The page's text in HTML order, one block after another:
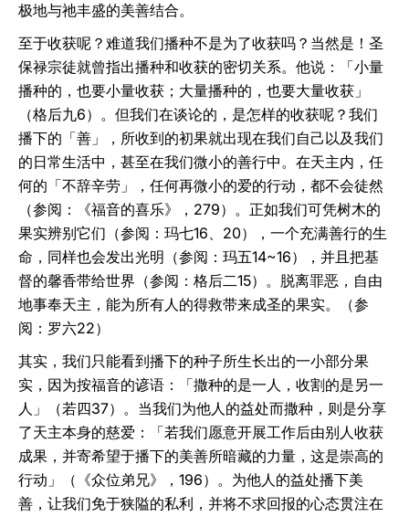
极地与祂丰盛的美善结合。
至于收获呢？难道我们播种不是为了收获吗？当然是！圣
保禄宗徒就曾指出播种和收获的密切关系。他说：「小量
播种的，也要小量收获；大量播种的，也要大量收获」
（格后九6）。但我们在谈论的，是怎样的收获呢？我们
播下的「善」，所收到的初果就出现在我们自己以及我们
的日常生活中，甚至在我们微小的善行中。在天主内，任
何的「不辞辛劳」，任何再微小的爱的行动，都不会徒然
（参阅：《福音的喜乐》，279）。正如我们可凭树木的
果实辨别它们（参阅：玛七16、20），一个充满善行的生
命，同样也会发出光明（参阅：玛五14~16），并且把基
督的馨香带给世界（参阅：格后二15）。脱离罪恶，自由
地事奉天主，能为所有人的得救带来成圣的果实。（参
阅：罗六22）
其实，我们只能看到播下的种子所生长出的一小部分果
实，因为按福音的谚语：「撒种的是一人，收割的是另一
人」（若四37）。当我们为他人的益处而撒种，则是分享
了天主本身的慈爱：「若我们愿意开展工作后由别人收获
成果，并寄希望于播下的美善所暗藏的力量，这是崇高的
行动」（《众位弟兄》，196）。为他人的益处播下美
善，让我们免于狭隘的私利，并将不求回报的心态贯注在